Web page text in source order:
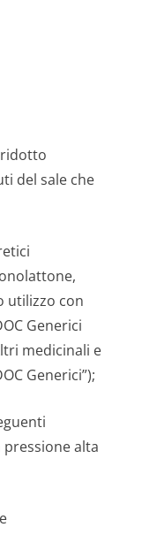
ridotto
del sale che
utilizzo con
Generici
medicinali e
Generici”);
alta